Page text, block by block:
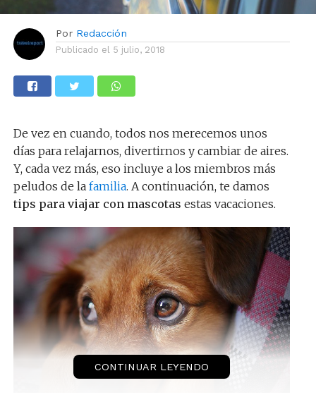
Por Redacción
Publicado el 5 julio, 2018
De vez en cuando, todos nos merecemos unos
días para relajarnos, divertirnos y cambiar de aires.
Y, cada vez más, eso incluye a los miembros más
peludos de la familia. A continuación, te damos
tips para viajar con mascotas estas vacaciones.
CONTINUAR LEYENDO